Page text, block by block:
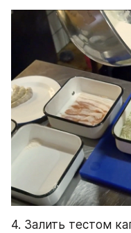
4. Залить тестом